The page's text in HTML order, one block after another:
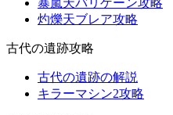
暴嵐天バリゲーン攻略
灼爍天ブレア攻略
古代の遺跡攻略
古代の遺跡の解説
キラーマシン2攻略